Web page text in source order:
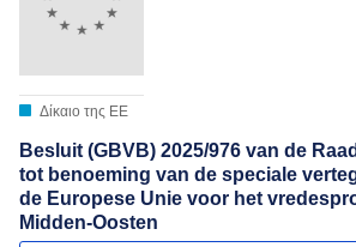
Δίκαιο της ΕΕ
Besluit (GBVB) 2025/976 van de
tot benoeming van de speciale
de Europese Unie voor het
Midden-Oosten